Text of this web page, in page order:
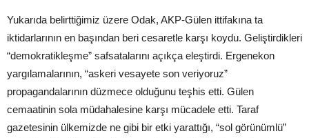
Yukarıda belirttiğimiz üzere Odak, AKP-Gülen ittifakına ta
iktidarlarının en başından beri cesaretle karşı koydu. Geliştirdikleri
“demokratikleşme” safsatalarını açıkça eleştirdi. Ergenekon
yargılamalarının, “askeri vesayete son veriyoruz”
propagandalarının düzmece olduğunu teşhis etti. Gülen
cemaatinin sola müdahalesine karşı mücadele etti. Taraf
gazetesinin ülkemizde ne gibi bir etki yarattığı, “sol görünümlü”